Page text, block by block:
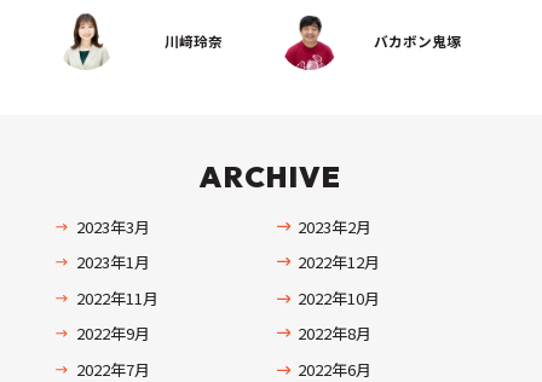
川﨑玲奈 バカボン鬼塚
ARCHIVE
2023年3月
2023年2月
2023年1月
2022年12月
2022年11月
2022年10月
2022年9月
2022年8月
2022年7月
2022年6月